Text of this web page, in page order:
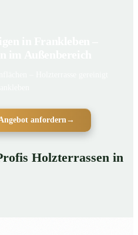
anfordern→
Holzterrassen in